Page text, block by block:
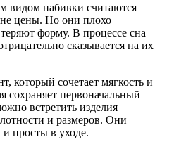
видом набивки считаются
цены. Но они плохо
форму. В процессе сна
сказывается на их
который сочетает мягкость и
сохраняет первоначальный
встретить изделия
и размеров. Они
просты в уходе.